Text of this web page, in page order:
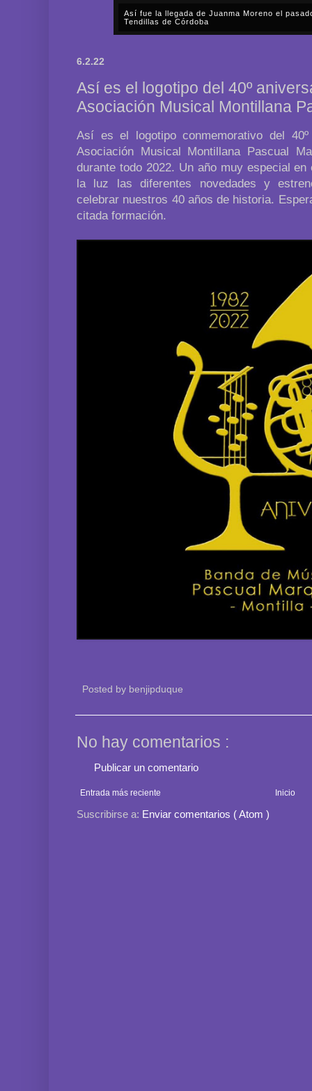
Así fue la llegada de Juanma Moreno el
Tendillas de Córdoba
6.2.22
Así es el logotipo del 40º
Asociación Musical Montillana
Así es el logotipo conmemorativo del
Asociación Musical Montillana Pascual
durante todo 2022. Un año muy especial
la luz las diferentes novedades y
celebrar nuestros 40 años de historia.
citada formación.
Posted by benjipduque
No hay comentarios :
Publicar un comentario
Entrada más reciente Inicio
Suscribirse a: Enviar comentarios ( Atom )